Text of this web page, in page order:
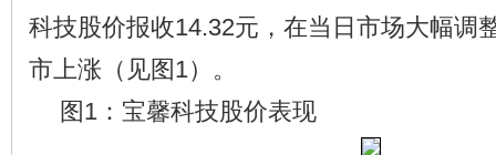
科技股价报收14.32元，在当日市场大幅调
市上涨（见图1）。
图1：宝馨科技股价表现